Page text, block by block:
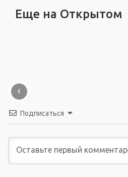
Еще на Открытом
‹
Подписаться